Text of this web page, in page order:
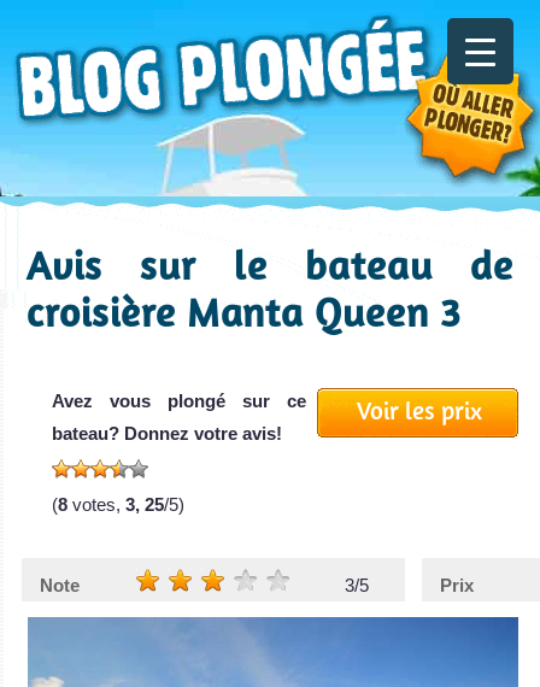
Avis sur le bateau de
croisière Manta Queen 3
Voir les prix
Avez vous plongé sur ce
bateau? Donnez votre avis!
(8 votes, 3, 25/5)
Note 3/5 Prix